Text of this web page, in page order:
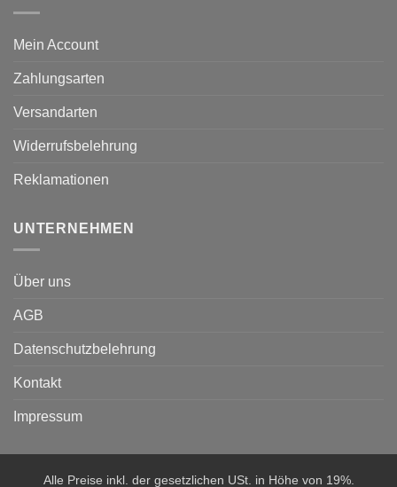
Mein Account
Zahlungsarten
Versandarten
Widerrufsbelehrung
Reklamationen
UNTERNEHMEN
Über uns
AGB
Datenschutzbelehrung
Kontakt
Impressum
Alle Preise inkl. der gesetzlichen USt. in Höhe von 19%.